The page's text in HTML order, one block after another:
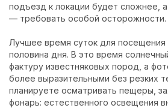
подъезд к локации будет сложнее, а
— требовать особой осторожности.
Лучшее время суток для
половина дня. В это время
фактуру известняковых пород, а
более выразительными без резких
планируете осматривать пещеры,
фонарь: естественного освещения